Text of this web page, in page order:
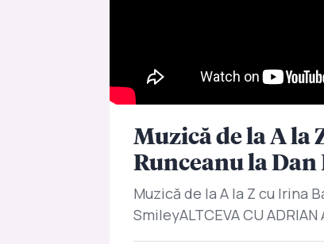
Muzică de la A la
Runceanu la
Muzică de la A la Z cu Irina
SmileyALTCEVA CU ADRIAN